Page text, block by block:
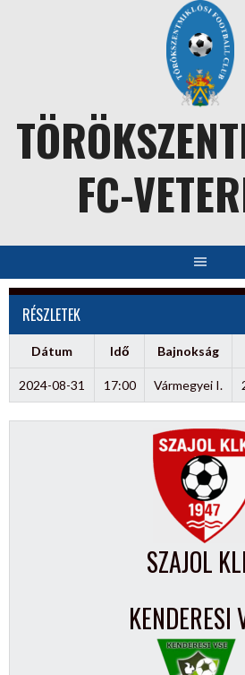
FC-
RÉSZLETEK
Dátum Idő Bajnokság
2024-08-31 17:00 Vármegyei I.
SZAJOL
KENDERESI